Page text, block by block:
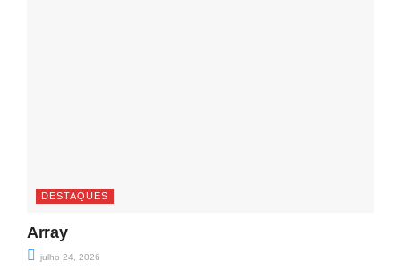
DESTAQUES
Array
julho 24, 2026